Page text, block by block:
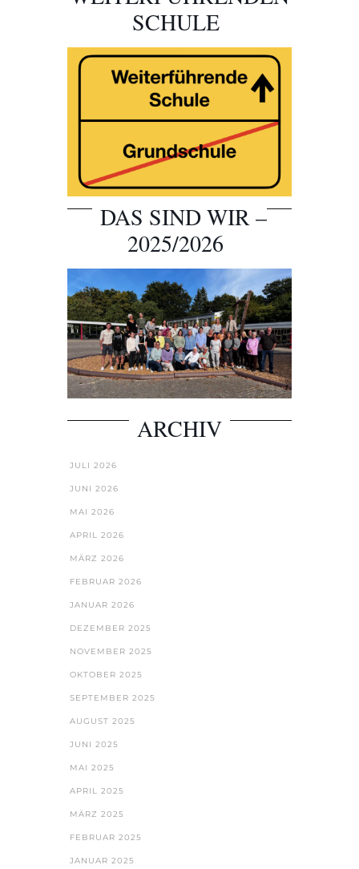
SCHULE
DAS SIND WIR –
2025/2026
ARCHIV
JULI 2026
JUNI 2026
MAI 2026
APRIL 2026
MÄRZ 2026
FEBRUAR 2026
JANUAR 2026
DEZEMBER 2025
NOVEMBER 2025
OKTOBER 2025
SEPTEMBER 2025
AUGUST 2025
JUNI 2025
MAI 2025
APRIL 2025
MÄRZ 2025
FEBRUAR 2025
JANUAR 2025